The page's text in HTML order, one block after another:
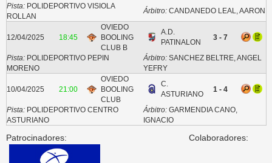
Pista:POLIDEPORTIVO VISIOLA
ROLLAN
Árbitro:CANDANEDO LEAL, AARON
12/04/2025 18:45
OVIEDO
BOOLING
CLUB B
A.D.
PATINALON
3 - 7
Pista:POLIDEPORTIVO PEPIN
MORENO
Árbitro:SANCHEZ BELTRE, ANGEL
YEFRY
10/04/2025 21:00
OVIEDO
BOOLING
CLUB
C.
ASTURIANO
1 - 4
Pista:POLIDEPORTIVO CENTRO
ASTURIANO
Árbitro:GARMENDIA CANO,
IGNACIO
Patrocinadores: Colaboradores: